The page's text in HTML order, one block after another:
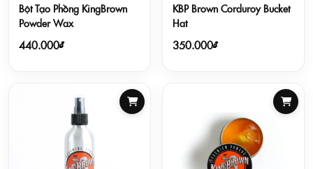
Bột Tạo Phồng KingBrown
Powder Wax
440.000₫
KBP Brown Corduroy Bucket
Hat
350.000₫